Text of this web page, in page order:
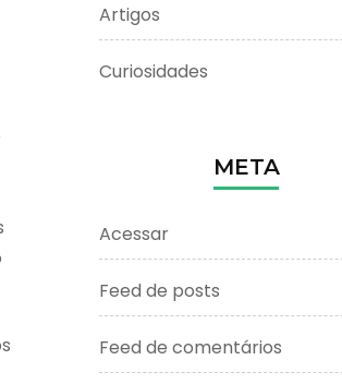
Artigos
Curiosidades
META
Acessar
Feed de posts
Feed de comentários